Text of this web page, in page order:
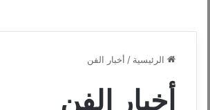
الرئيسية / أخبار الفن
أخبار الفن